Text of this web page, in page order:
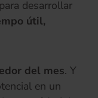
desarrollar
útil,
del mes. Y
en un